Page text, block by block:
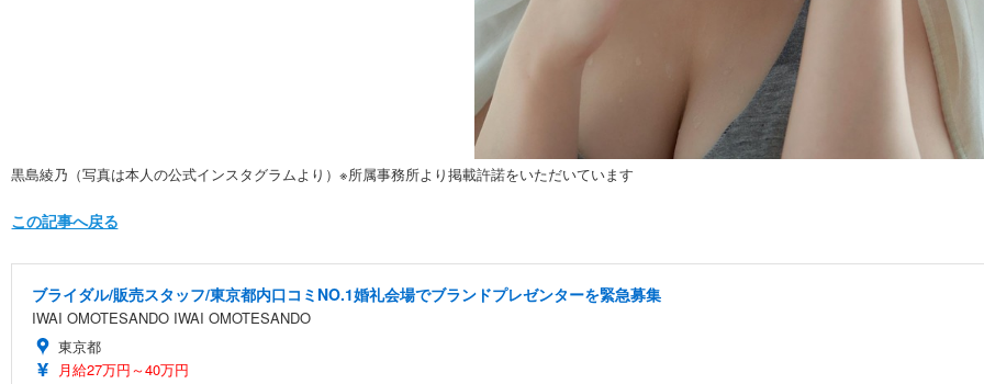
黒島綾乃（写真は本人の公式インスタグラムより）※所属事務所より掲載許諾をいただいています
この記事へ戻る
ブライダル/販売スタッフ/東京都内口コミNO.1婚礼会場でブランドプレゼンターを緊急募集
IWAI OMOTESANDO IWAI OMOTESANDO
東京都
月給27万円～40万円